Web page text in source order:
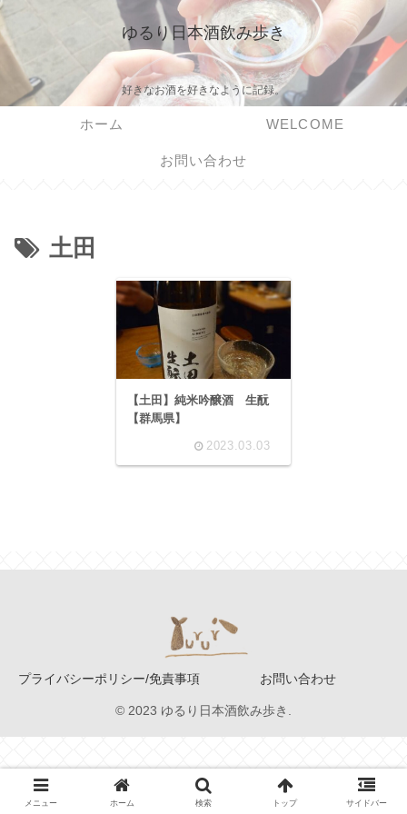
ゆるり日本酒飲み歩き
好きなお酒を好きなように記録。
ホーム WELCOME
お問い合わせ
土田
【土田】純米吟醸酒 生酛
【群馬県】
2023.03.03
プライバシーポリシー/免責事項 お問い合わせ
© 2023 ゆるり日本酒飲み歩き.
メニュー ホーム 検索 トップ サイドバー